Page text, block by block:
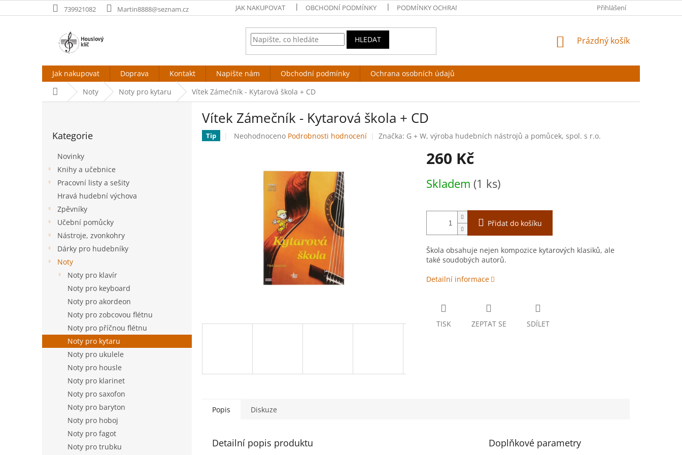
na
739921082 Martin8888@seznam.cz JAK NAKUPOVAT OBCHODNÍ PODMÍNKY PODMÍNKY OCHRANY OSOBNÍCH ÚDAJŮ Přihlášení
HLEDAT
NÁKUPNÍ
Prázdný košík
Jak nakupovat Doprava Kontakt Napište nám Obchodní podmínky
Ochrana osobních údajů
Domů Noty Noty pro kytaru Vítek Zámečník - Kytarová škola + CD
kategorie
Kategorie
Novinky
Knihy a učebnice
Pracovní listy a sešity
Hravá hudební výchova
Zpěvníky
Učební pomůcky
Nástroje, zvonkohry
Dárky pro hudebníky
Noty
Noty pro klavír
Noty pro keyboard
Noty pro akordeon
Noty pro zobcovou flétnu
Noty pro příčnou flétnu
Noty pro kytaru
Noty pro ukulele
Noty pro housle
Noty pro klarinet
Noty pro saxofon
Noty pro baryton
Noty pro hoboj
Noty pro fagot
Noty pro trubku
Vítek Zámečník - Kytarová škola + CD
Tip
Průměrné
Neohodnoceno Podrobnosti hodnocení Značka: G + W, výroba hudebních nástrojů a pomůcek, spol. s r.o.
260 Kč
cena:
Skladem (1 ks)
Přidat do košíku
Škola obsahuje nejen kompozice kytarových klasiků, ale
také soudobých autorů.
Detailní informace
TISK ZEPTAT SE SDÍLET
Popis Diskuze
Detailní popis produktu Doplňkové parametry